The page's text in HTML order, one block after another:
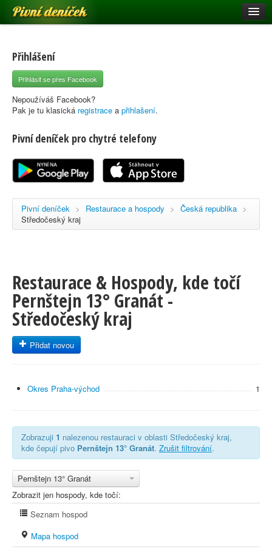
Pivní deníček
Pivní mapa
Pivní značky
Nápověda
Registrace
Přihlášení
Přihlásit se přes Facebook
Nepoužíváš Facebook?
Pak je tu klasická registrace a přihlašení.
Pivní deníček pro chytré telefony
Pivní deníček > Restaurace a hospody > Česká republika >
Středočeský kraj
Restaurace & Hospody, kde točí
Pernštejn 13° Granát -
Středočeský kraj
Přidat novou
Okres Praha-východ 1
Zobrazuji 1 nalezenou restauraci v oblasti Středočeský kraj,
kde čepují pivo Pernštejn 13° Granát. Zrušit filtrování.
Pernštejn 13° Granát
Zobrazit jen hospody, kde točí:
Seznam hospod
Mapa hospod